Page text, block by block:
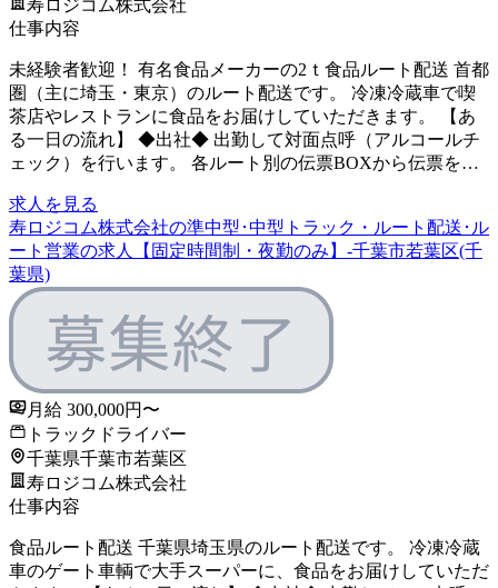
寿ロジコム株式会社
仕事内容
未経験者歓迎！ 有名食品メーカーの2ｔ食品ルート配送 首都
圏（主に埼玉・東京）のルート配送です。 冷凍冷蔵車で喫
茶店やレストランに食品をお届けしていただきます。 【あ
る一日の流れ】 ◆出社◆ 出勤して対面点呼（アルコールチ
ェック）を行います。 各ルート別の伝票BOXから伝票を…
求人を見る
寿ロジコム株式会社の準中型･中型トラック・ルート配送･ル
ート営業の求人【固定時間制・夜勤のみ】-千葉市若葉区(千
葉県)
月給 300,000円〜
トラックドライバー
千葉県千葉市若葉区
寿ロジコム株式会社
仕事内容
食品ルート配送 千葉県埼玉県のルート配送です。 冷凍冷蔵
車のゲート車輌で大手スーパーに、食品をお届けしていただ